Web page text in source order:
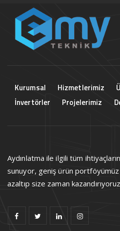
Kurumsal Hizmetlerimiz
İnvertörler
Projelerimiz
Aydınlatma ile ilgili tüm
sunuyor, geniş ürün portföyümüz
azaltıp size zaman